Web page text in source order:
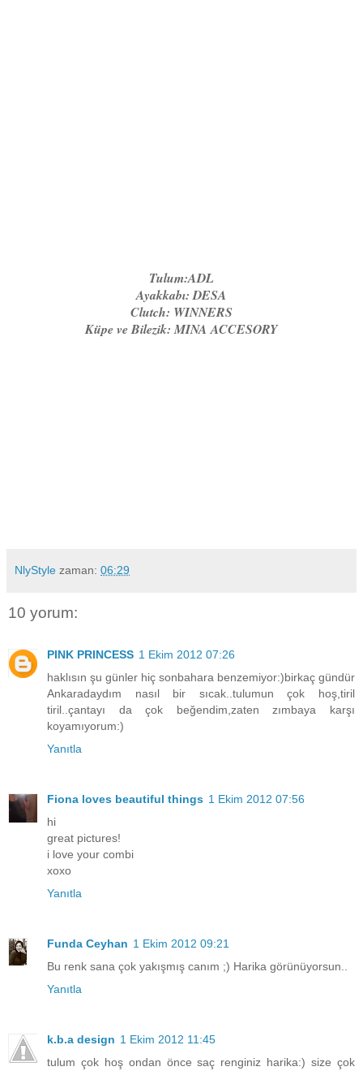
Tulum:ADL
Ayakkabı: DESA
Clutch: WINNERS
Küpe ve Bilezik: MINA ACCESORY
NlyStyle zaman: 06:29
10 yorum:
PINK PRINCESS 1 Ekim 2012 07:26
haklısın şu günler hiç sonbahara benzemiyor:)birkaç gündür
Ankaradaydım nasıl bir sıcak..tulumun çok hoş,tiril
tiril..çantayı da çok beğendim,zaten zımbaya karşı
koyamıyorum:)
Yanıtla
Fiona loves beautiful things 1 Ekim 2012 07:56
hi
great pictures!
i love your combi
xoxo
Yanıtla
Funda Ceyhan 1 Ekim 2012 09:21
Bu renk sana çok yakışmış canım ;) Harika görünüyorsun..
Yanıtla
k.b.a design 1 Ekim 2012 11:45
tulum çok hoş ondan önce saç renginiz harika:) size çok